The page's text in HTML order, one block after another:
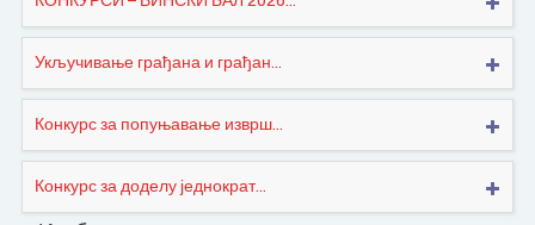
Укључивање грађана и грађан...
Конкурс за попуњавање изврш...
Конкурс за доделу једнократ...